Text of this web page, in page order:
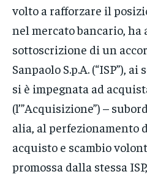
volto a rafforzare il
nel mercato bancario, ha
sottoscrizione di un
Sanpaolo S.p.A. (“ISP”),
si è impegnata ad
(l’”Acquisizione”) –
alia, al perfezionamento
acquisto e scambio
promossa dalla stessa